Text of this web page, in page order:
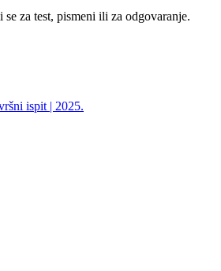
za test, pismeni ili za odgovaranje.
ispit | 2025.